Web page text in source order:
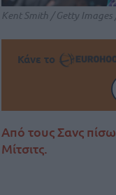
Kent Smith / Getty
Κάνε το
Από τους Σανς
Μίτσιτς.